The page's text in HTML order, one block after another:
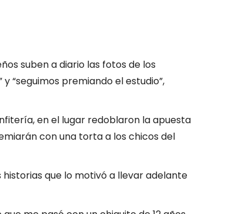
suben a diario las fotos de los
“seguimos premiando el estudio”,
en el lugar redoblaron la apuesta
con una torta a los chicos del
que lo motivó a llevar adelante